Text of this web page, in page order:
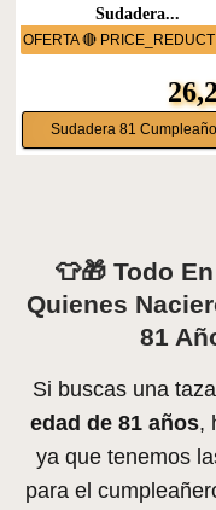
OFERTA 🔴
Sudadera...
Sudadera 81
👕🎁 Todo
Quienes
81
Si buscas una
edad de 81 años,
ya que tenemos
para el